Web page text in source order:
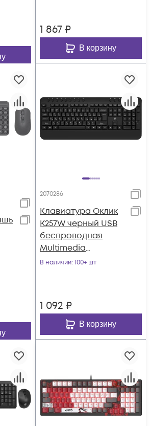
1 867 ₽
В корзину
2070286
Клавиатура Оклик
K257W черный USB
беспроводная
Multimedia
(подставка для
В наличии: 100+ шт
1 092 ₽
В корзину